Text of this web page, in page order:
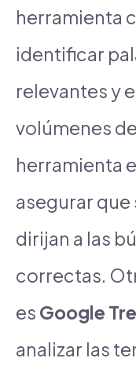
herramienta
identificar
relevantes y
volúmenes
herramienta
asegurar que
dirijan a las
correctas.
es Google
analizar las